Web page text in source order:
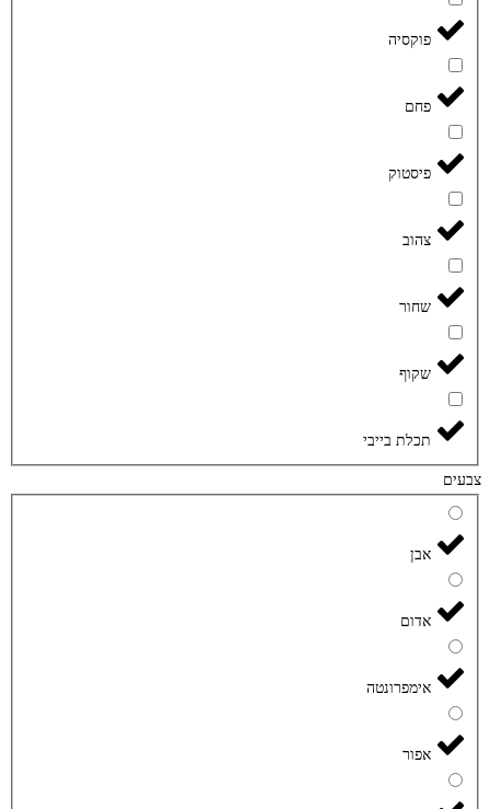
פוקסיה
פחם
פיסטוק
צהוב
שחור
שקוף
תכלת בייבי
צבעים
אבן
אדום
אימפרונטה
אפור